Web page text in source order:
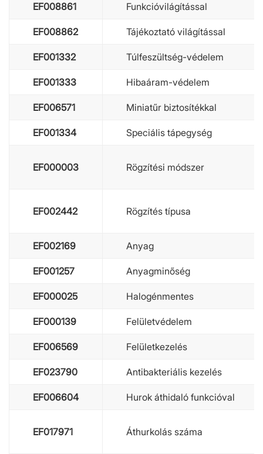
EF008861 Funkcióvilágítással
EF008862 Tájékoztató világítással
EF001332 Túlfeszültség-védelem
EF001333 Hibaáram-védelem
EF006571 Miniatűr biztosítékkal
EF001334 Speciális tápegység
EF000003 Rögzítési módszer
EF002442 Rögzítés típusa
EF002169 Anyag
EF001257 Anyagminőség
EF000025 Halogénmentes
EF000139 Felületvédelem
EF006569 Felületkezelés
EF023790 Antibakteriális kezelés
EF006604 Hurok áthidaló funkcióval
EF017971 Áthurkolás száma